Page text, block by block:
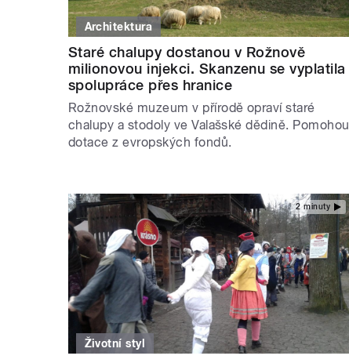
Architektura
Staré chalupy dostanou v Rožnově
milionovou injekci. Skanzenu se vyplatila
spolupráce přes hranice
Rožnovské muzeum v přírodě opraví staré
chalupy a stodoly ve Valašské dědině. Pomohou
dotace z evropských fondů.
2 minuty
Životní styl